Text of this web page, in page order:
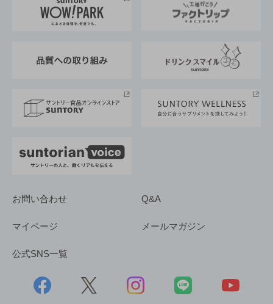
地域情報
サントリーサンバーズ大阪
サントリーが考えるサステナビリティ経営
企業概要
採用情報
お問い合わせ Q&A
マイページ メールマガジン
公式SNS一覧